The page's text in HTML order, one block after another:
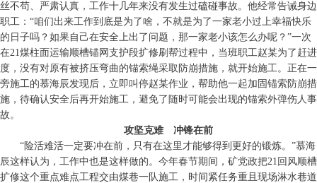
丝不苟、严肃认真，工作十几年来没有发生过磕碰事故。他经常告诫身边
职工：“咱们出来工作到底是为了啥，不就是为了一家老小过上幸福快乐
的日子吗？如果自己在安全上出了问题，那一家老小该怎么办呢？”一次
在21煤柱面运输顺槽锚网支护段扩修刷帮过程中，当班职工赵某为了赶进
度，没有对原有被挤压弯曲的锚索绳采取防崩措施，就开始施工。正在一
旁施工的慕海辰发现后，立即叫停赵某作业，帮助他一起加固锚索防崩措
施，待确认安全后再开始施工，避免了随时可能会出现的锚索外弹伤人事
故。
攻坚克难 冲锋在前
“险活难活一定要冲在前，只有在这里才能够得到更好的锻炼。”慕海
辰这样认为，工作中也是这样做的。今年春节期间，矿党政把21回风顺槽
扩修这个重点难点工程交由煤巷一队施工，时间紧任务重且现场淋水巷道